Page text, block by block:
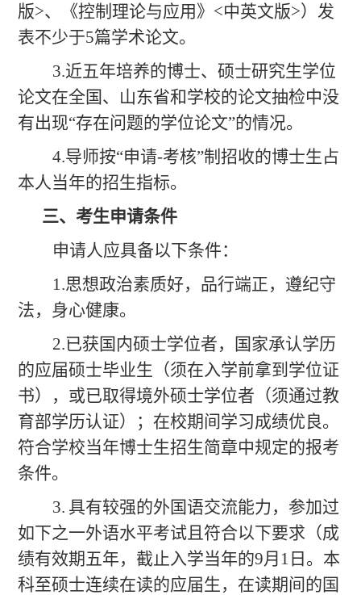
版>、《控制理论与应用》<中英文版>）发
表不少于5篇学术论文。
3.近五年培养的博士、硕士研究生学位
论文在全国、山东省和学校的论文抽检中没
有出现“存在问题的学位论文”的情况。
4.导师按“申请-考核”制招收的博士生占
本人当年的招生指标。
三、考生申请条件
申请人应具备以下条件：
1.思想政治素质好，品行端正，遵纪守
法，身心健康。
2.已获国内硕士学位者，国家承认学历
的应届硕士毕业生（须在入学前拿到学位证
书），或已取得境外硕士学位者（须通过教
育部学历认证）；在校期间学习成绩优良。
符合学校当年博士生招生简章中规定的报考
条件。
3. 具有较强的外国语交流能力，参加过
如下之一外语水平考试且符合以下要求（成
绩有效期五年，截止入学当年的9月1日。本
科至硕士连续在读的应届生，在读期间的国